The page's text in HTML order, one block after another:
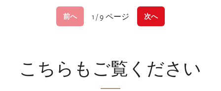
前へ 1 / 9 ページ 次へ
こちらもご覧ください